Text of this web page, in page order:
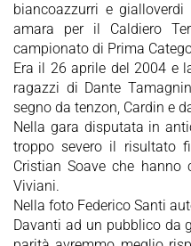
biancoazzurri e
amara per il Caldiero
campionato di Prima
Era il 26 aprile del 2004 e
ragazzi di Dante
segno da tenzon, Cardin e
Nella gara disputata in
troppo severo il risultato
Cristian Soave che
Viviani.
Nella foto Federico Santi
Davanti ad un pubblico da